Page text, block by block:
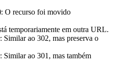
: O recurso foi movido
temporariamente em outra URL.
: Similar ao 302, mas preserva o
: Similar ao 301, mas também